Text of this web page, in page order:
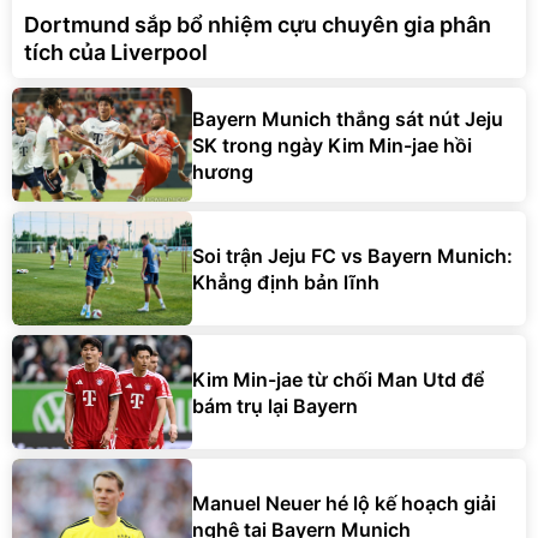
Dortmund sắp bổ nhiệm cựu chuyên gia phân
tích của Liverpool
Bayern Munich thắng sát nút Jeju
SK trong ngày Kim Min-jae hồi
hương
Soi trận Jeju FC vs Bayern Munich:
Khẳng định bản lĩnh
Kim Min-jae từ chối Man Utd để
bám trụ lại Bayern
Manuel Neuer hé lộ kế hoạch giải
nghệ tại Bayern Munich